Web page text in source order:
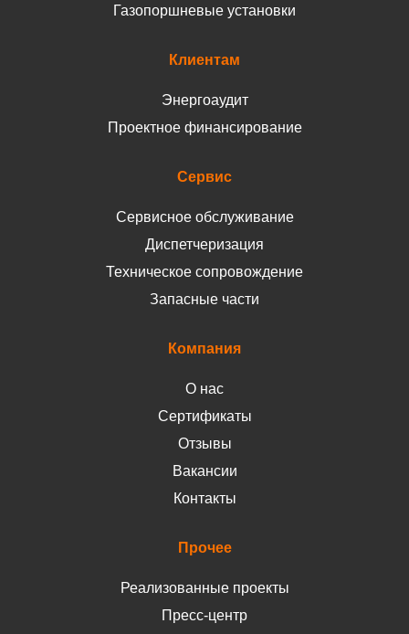
Газопоршневые установки
Клиентам
Энергоаудит
Проектное финансирование
Сервис
Сервисное обслуживание
Диспетчеризация
Техническое сопровождение
Запасные части
Компания
О нас
Сертификаты
Отзывы
Вакансии
Контакты
Прочее
Реализованные проекты
Пресс-центр